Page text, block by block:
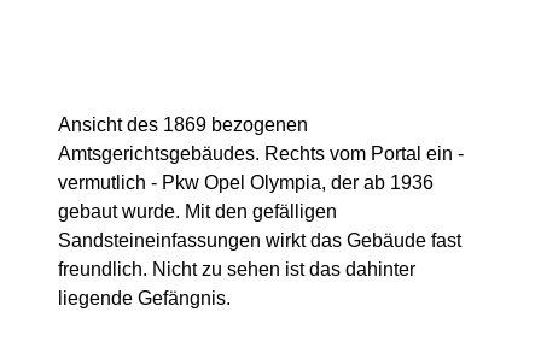
Ansicht des 1869 bezogenen
Amtsgerichtsgebäudes. Rechts vom Portal ein -
vermutlich - Pkw Opel Olympia, der ab 1936
gebaut wurde. Mit den gefälligen
Sandsteineinfassungen wirkt das Gebäude fast
freundlich. Nicht zu sehen ist das dahinter
liegende Gefängnis.